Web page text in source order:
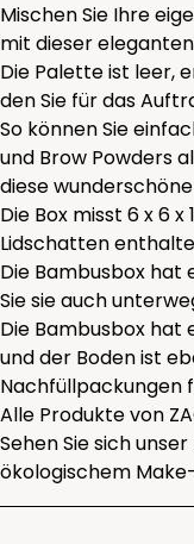
Mischen Sie Ihre
mit dieser
Die Palette ist leer,
den Sie für das
So können Sie
und Brow Powders
diese
Die Box misst 6 x 6
Lidschatten
Die Bambusbox hat
Sie sie auch
Die Bambusbox hat
und der Boden ist
Nachfüllpackungen
Alle Produkte von
Sehen Sie sich
ökologischem